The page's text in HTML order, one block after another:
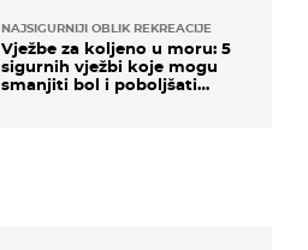
NAJSIGURNIJI OBLIK REKREACIJE
Vježbe za koljeno u moru: 5
sigurnih vježbi koje mogu
smanjiti bol i poboljšati